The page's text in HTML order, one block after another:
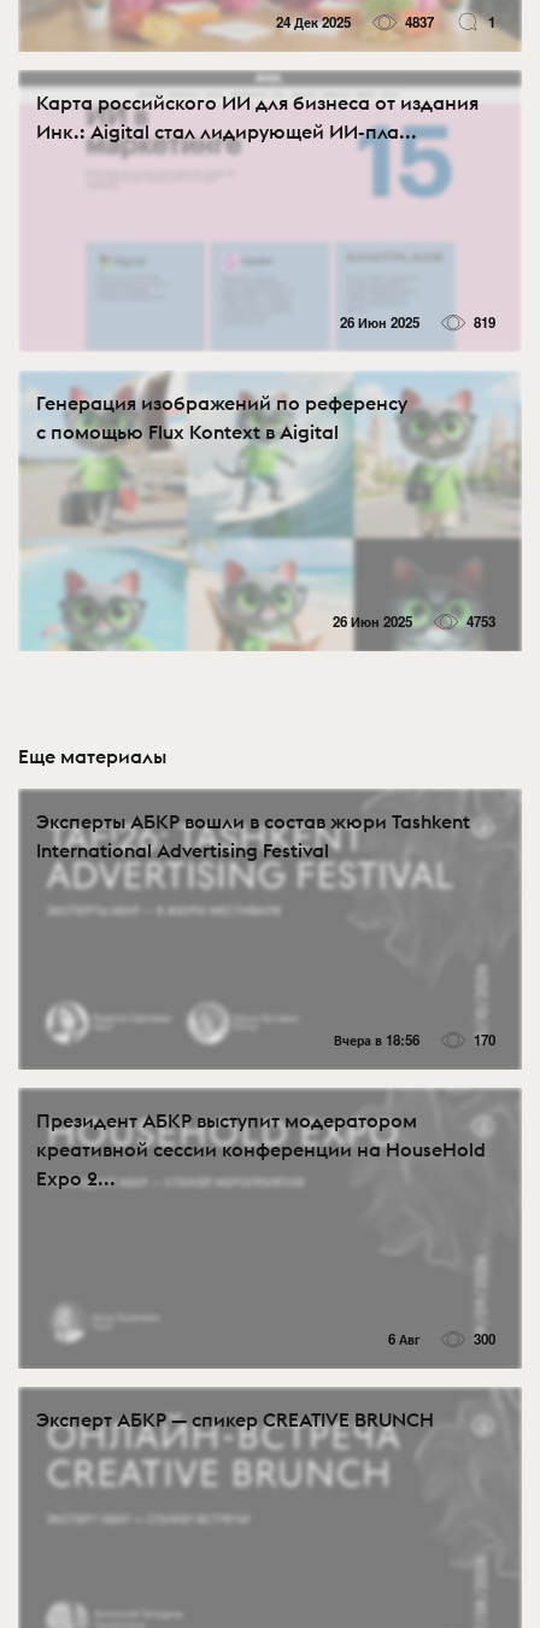
24 Дек 2025 4837 1
Карта российского ИИ для бизнеса от издания
Инк.: Aigital стал лидирующей ИИ-пла...
26 Июн 2025 819
Генерация изображений по референсу
с помощью Flux Kontext в Aigital
26 Июн 2025 4753
Еще материалы
Эксперты АБКР вошли в состав жюри Tashkent
International Advertising Festival
Вчера в 18:56 170
Президент АБКР выступит модератором
креативной сессии конференции на HouseHold
Expo 2...
6 Авг 300
Эксперт АБКР — спикер CREATIVE BRUNCH